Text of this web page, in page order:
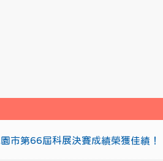
市第66屆科展決賽成績榮獲佳績！